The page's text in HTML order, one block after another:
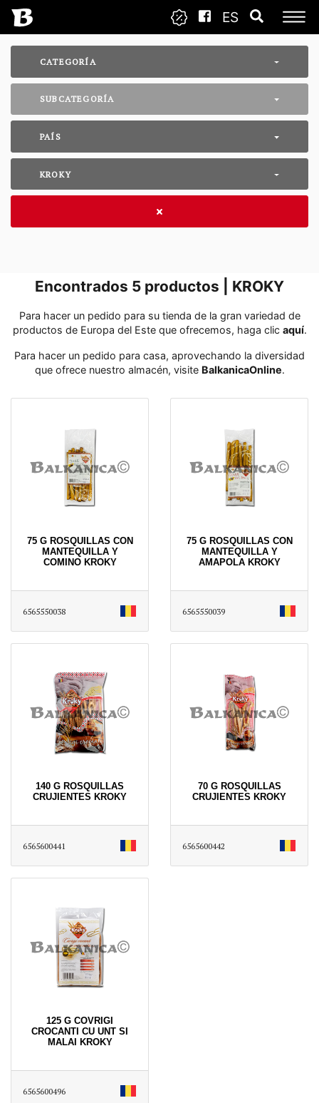
ES
CATEGORÍA
SUBCATEGORÍA
PAÍS
KROKY
Encontrados 5 productos | KROKY
Para hacer un pedido para su tienda de la gran variedad de
productos de Europa del Este que ofrecemos, haga clic aquí․
Para hacer un pedido para casa, aprovechando la diversidad
que ofrece nuestro almacén, visite BalkanicaOnline․
75 G ROSQUILLAS CON
MANTEQUILLA Y
COMINO KROKY
6565550038
75 G ROSQUILLAS CON
MANTEQUILLA Y
AMAPOLA KROKY
6565550039
140 G ROSQUILLAS
CRUJIENTES KROKY
6565600441
70 G ROSQUILLAS
CRUJIENTES KROKY
6565600442
125 G COVRIGI
CROCANTI CU UNT SI
MALAI KROKY
6565600496